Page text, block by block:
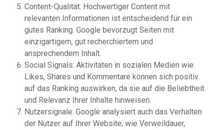
Content-Qualität: Hochwertiger Content mit
relevanten Informationen ist entscheidend für ein
gutes Ranking. Google bevorzugt Seiten mit
einzigartigem, gut recherchiertem und
ansprechendem Inhalt.
Social Signals: Aktivitäten in sozialen Medien wie
Likes, Shares und Kommentare können sich positiv
auf das Ranking auswirken, da sie auf die Beliebtheit
und Relevanz Ihrer Inhalte hinweisen.
Nutzersignale: Google analysiert auch das Verhalten
der Nutzer auf Ihrer Website, wie Verweildauer,